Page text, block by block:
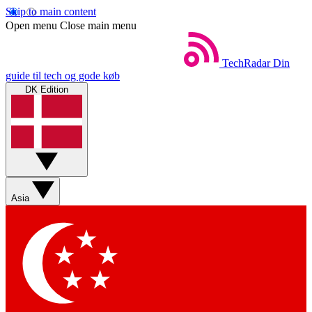
Skip to main content
Open menu Close main menu
TechRadar Din
guide til tech og gode køb
DK Edition
Asia